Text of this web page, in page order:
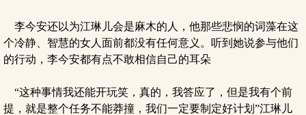
李今安还以为江琳儿会是麻木的人，他那些悲悯的词藻在这
个冷静、智慧的女人面前都没有任何意义。听到她说参与他们
的行动，李今安都有点不敢相信自己的耳朵
“这种事情我还能开玩笑，真的，我答应了，但是我有个前
提，就是整个任务不能莽撞，我们一定要制定好计划”江琳儿